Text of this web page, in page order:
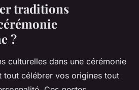
traditions
?
culturelles dans une cérémonie
tout célébrer vos origines tout